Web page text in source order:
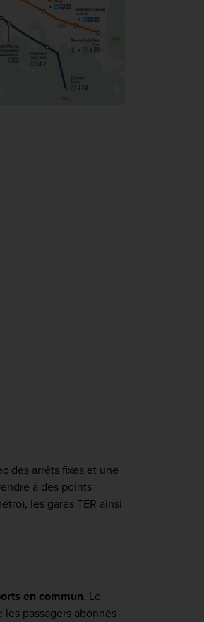
des arrêts fixes et une
à des points
les gares TER ainsi
en commun. Le
passagers abonnés